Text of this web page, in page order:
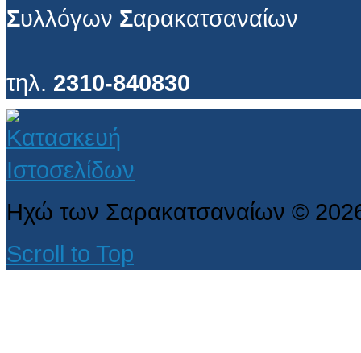
Συλλόγων Σαρακατσαναίων
τηλ. 2310-840830
Ηχώ των Σαρακατσαναίων ©
Scroll to Top